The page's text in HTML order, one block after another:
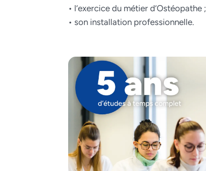
• l’exercice du métier d’Ostéopathe ;
• son installation professionnelle.